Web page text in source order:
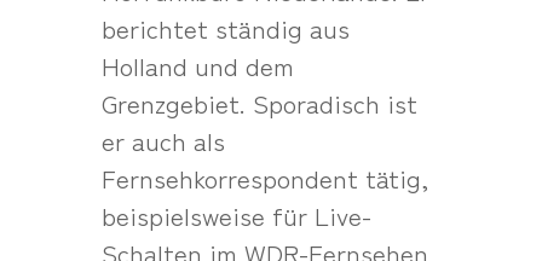
berichtet ständig aus
Holland und dem
Grenzgebiet. Sporadisch ist
er auch als
Fernsehkorrespondent tätig,
beispielsweise für Live-
Schalten im WDR-Fernsehen